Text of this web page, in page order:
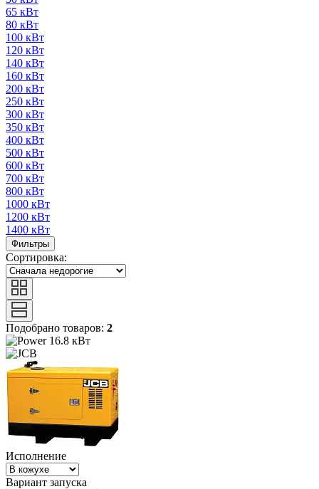
65 кВт
80 кВт
100 кВт
120 кВт
140 кВт
160 кВт
200 кВт
250 кВт
300 кВт
350 кВт
400 кВт
500 кВт
600 кВт
700 кВт
800 кВт
1000 кВт
1200 кВт
1400 кВт
Фильтры
Сортировка:
Подобрано товаров: 2
16.8 кВт
Исполнение
Вариант запуска